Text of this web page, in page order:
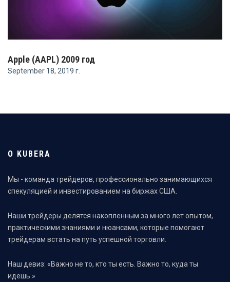
Apple (AAPL) 2009 год
September 18, 2019 г.
О KUBERA
Мы - команда трейдеров, профессионально занимающихся
спекуляцией и инвестированием на биржах США.
Наши трейдеры делятся накопленным за много лет опытом,
практическими знаниями и нюансами, которые помогают
трейдерам встать на путь успешной торговли.
Наш девиз: «Важно не то, кто ты есть. Важно то, куда ты
идешь.»